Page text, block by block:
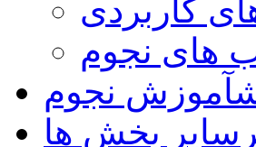
کاربردی
های نجوم
آموزش نجوم
سایر بخش ها